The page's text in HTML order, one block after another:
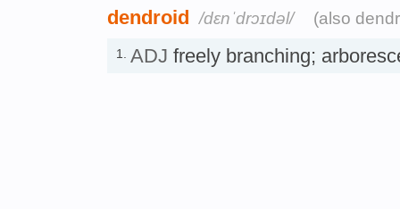
dendroid /dɛnˈdrɔɪdəl/ (also
1. ADJ freely branching;